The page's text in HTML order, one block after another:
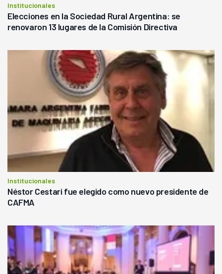
Institucionales
Elecciones en la Sociedad Rural Argentina: se
renovaron 13 lugares de la Comisión Directiva
Institucionales
Néstor Cestari fue elegido como nuevo presidente de
CAFMA